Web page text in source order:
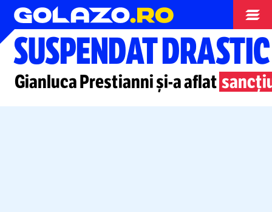
Campionate
SUSPENDAT DRASTIC
Gianluca Prestianniși-aaflat